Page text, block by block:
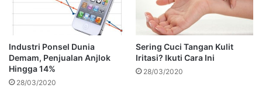
Industri Ponsel Dunia
Demam, Penjualan Anjlok
Hingga 14%
28/03/2020
Sering Cuci Tangan Kulit
Iritasi? Ikuti Cara Ini
28/03/2020